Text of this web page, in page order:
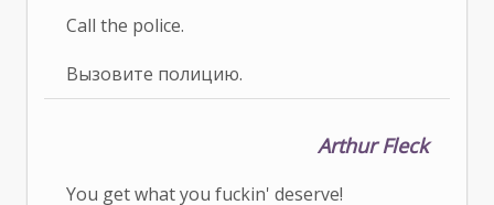
Call the police.
Вызовите полицию.
Arthur Fleck
You get what you fuckin' deserve!